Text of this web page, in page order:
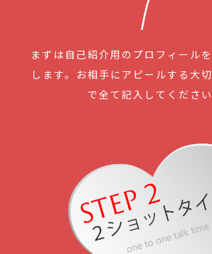
まずは自己紹介用のプロフィール
します。お相手にアピールする大
で全て記入してください